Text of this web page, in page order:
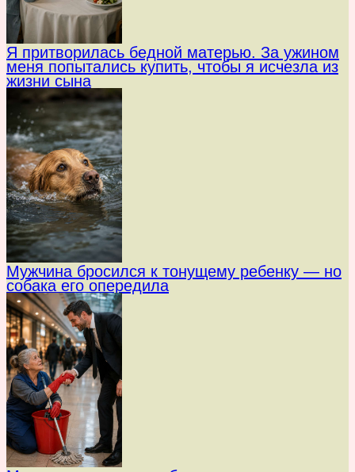
Я притворилась бедной матерью. За ужином
меня попытались купить, чтобы я исчезла из
жизни сына
Мужчина бросился к тонущему ребенку — но
собака его опередила